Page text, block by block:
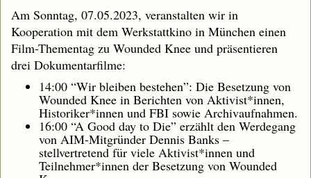
Am Sonntag, 07.05.2023, veranstalten wir in
Kooperation mit dem Werkstattkino in München einen
Film-Thementag zu Wounded Knee und präsentieren
drei Dokumentarfilme:
14:00 “Wir bleiben bestehen”: Die Besetzung von
Wounded Knee in Berichten von Aktivist*innen,
Historiker*innen und FBI sowie Archivaufnahmen.
16:00 “A Good day to Die” erzählt den Werdegang
von AIM-Mitgründer Dennis Banks –
stellvertretend für viele Aktivist*innen und
Teilnehmer*innen der Besetzung von Wounded